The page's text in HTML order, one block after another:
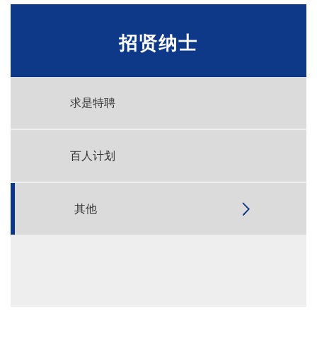
招贤纳士
求是特聘
百人计划
其他